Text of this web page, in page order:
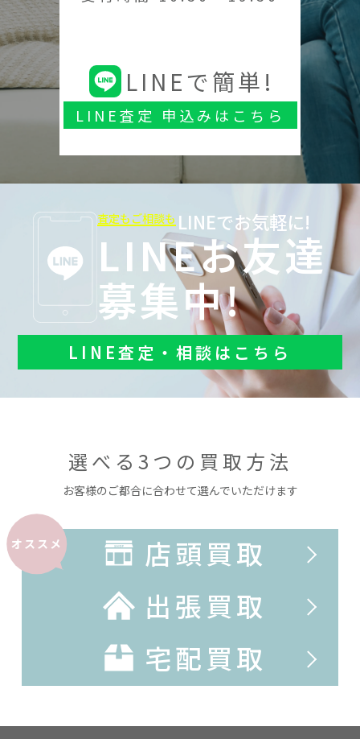
LINEで簡単!
LINE査定 申込みはこちら
査定もご相談も LINEでお気軽に!
LINEお友達
募集中!
LINE査定・相談はこちら
選べる3つの買取方法
お客様のご都合に合わせて選んでいただけます
オススメ
店頭買取
出張買取
宅配買取